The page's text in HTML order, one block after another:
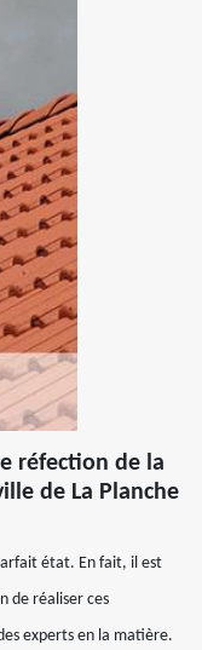
réfection de la
de La Planche
état. En fait, il est
de réaliser ces
experts en la matière.